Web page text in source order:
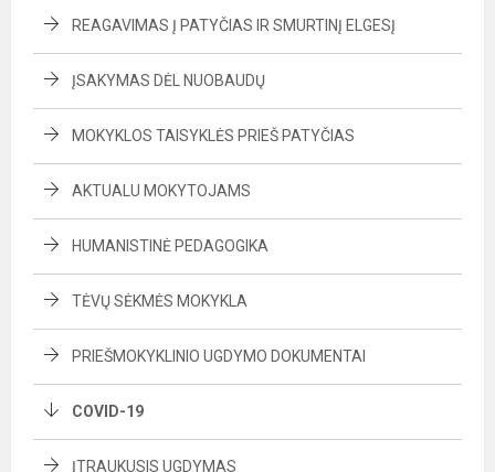
REAGAVIMAS Į PATYČIAS IR SMURTINĮ ELGESĮ
ĮSAKYMAS DĖL NUOBAUDŲ
MOKYKLOS TAISYKLĖS PRIEŠ PATYČIAS
AKTUALU MOKYTOJAMS
HUMANISTINĖ PEDAGOGIKA
TĖVŲ SĖKMĖS MOKYKLA
PRIEŠMOKYKLINIO UGDYMO DOKUMENTAI
COVID-19
ĮTRAUKUSIS UGDYMAS